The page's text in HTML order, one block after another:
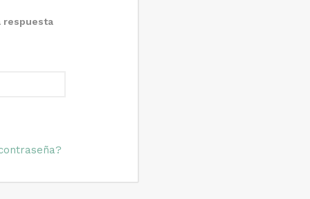
respuesta